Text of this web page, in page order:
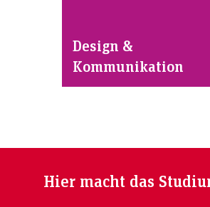
Design &
Kommunikation
Hier macht das